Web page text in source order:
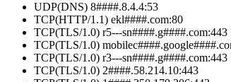
UDP(DNS) 8####.8.4.4:53
TCP(HTTP/1.1) ekl####.com:80
TCP(TLS/1.0) r5---sn####.g####.com:443
TCP(TLS/1.0)
TCP(TLS/1.0) r3---sn####.g####.com:443
TCP(TLS/1.0) 2####.58.214.10:443